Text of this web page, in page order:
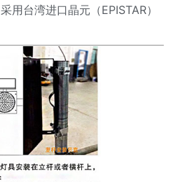
采用台湾进口晶元（EPISTAR）